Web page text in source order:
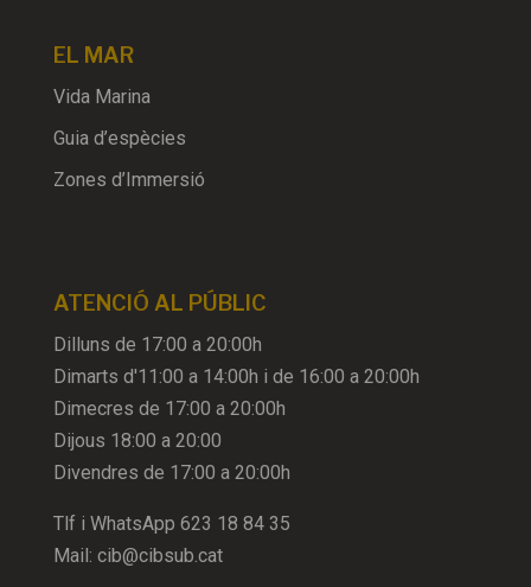
EL MAR
Vida Marina
Guia d’espècies
Zones d’Immersió
ATENCIÓ AL PÚBLIC
Dilluns de 17:00 a 20:00h
Dimarts d'11:00 a 14:00h i de 16:00 a 20:00h
Dimecres de 17:00 a 20:00h
Dijous 18:00 a 20:00
Divendres de 17:00 a 20:00h
Tlf i WhatsApp 623 18 84 35
Mail: cib@cibsub.cat